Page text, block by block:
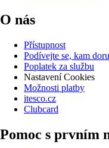
O nás
Přístupnost
Podívejte se, kam
Poplatek za službu
Nastavení Cookies
Možnosti platby
itesco.cz
Clubcard
Pomoc s prvním